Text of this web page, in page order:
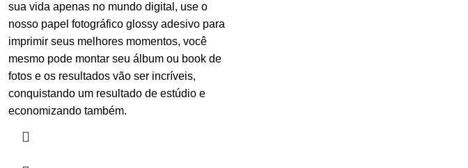
sua vida apenas no mundo digital, use o
nosso papel fotográfico glossy adesivo para
imprimir seus melhores momentos, você
mesmo pode montar seu álbum ou book de
fotos e os resultados vão ser incríveis,
conquistando um resultado de estúdio e
economizando também.